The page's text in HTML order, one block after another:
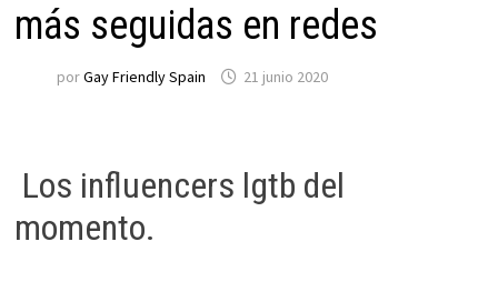
más seguidas en redes
porGay Friendly Spain 21 junio 2020
Los influencers lgtb del
momento.